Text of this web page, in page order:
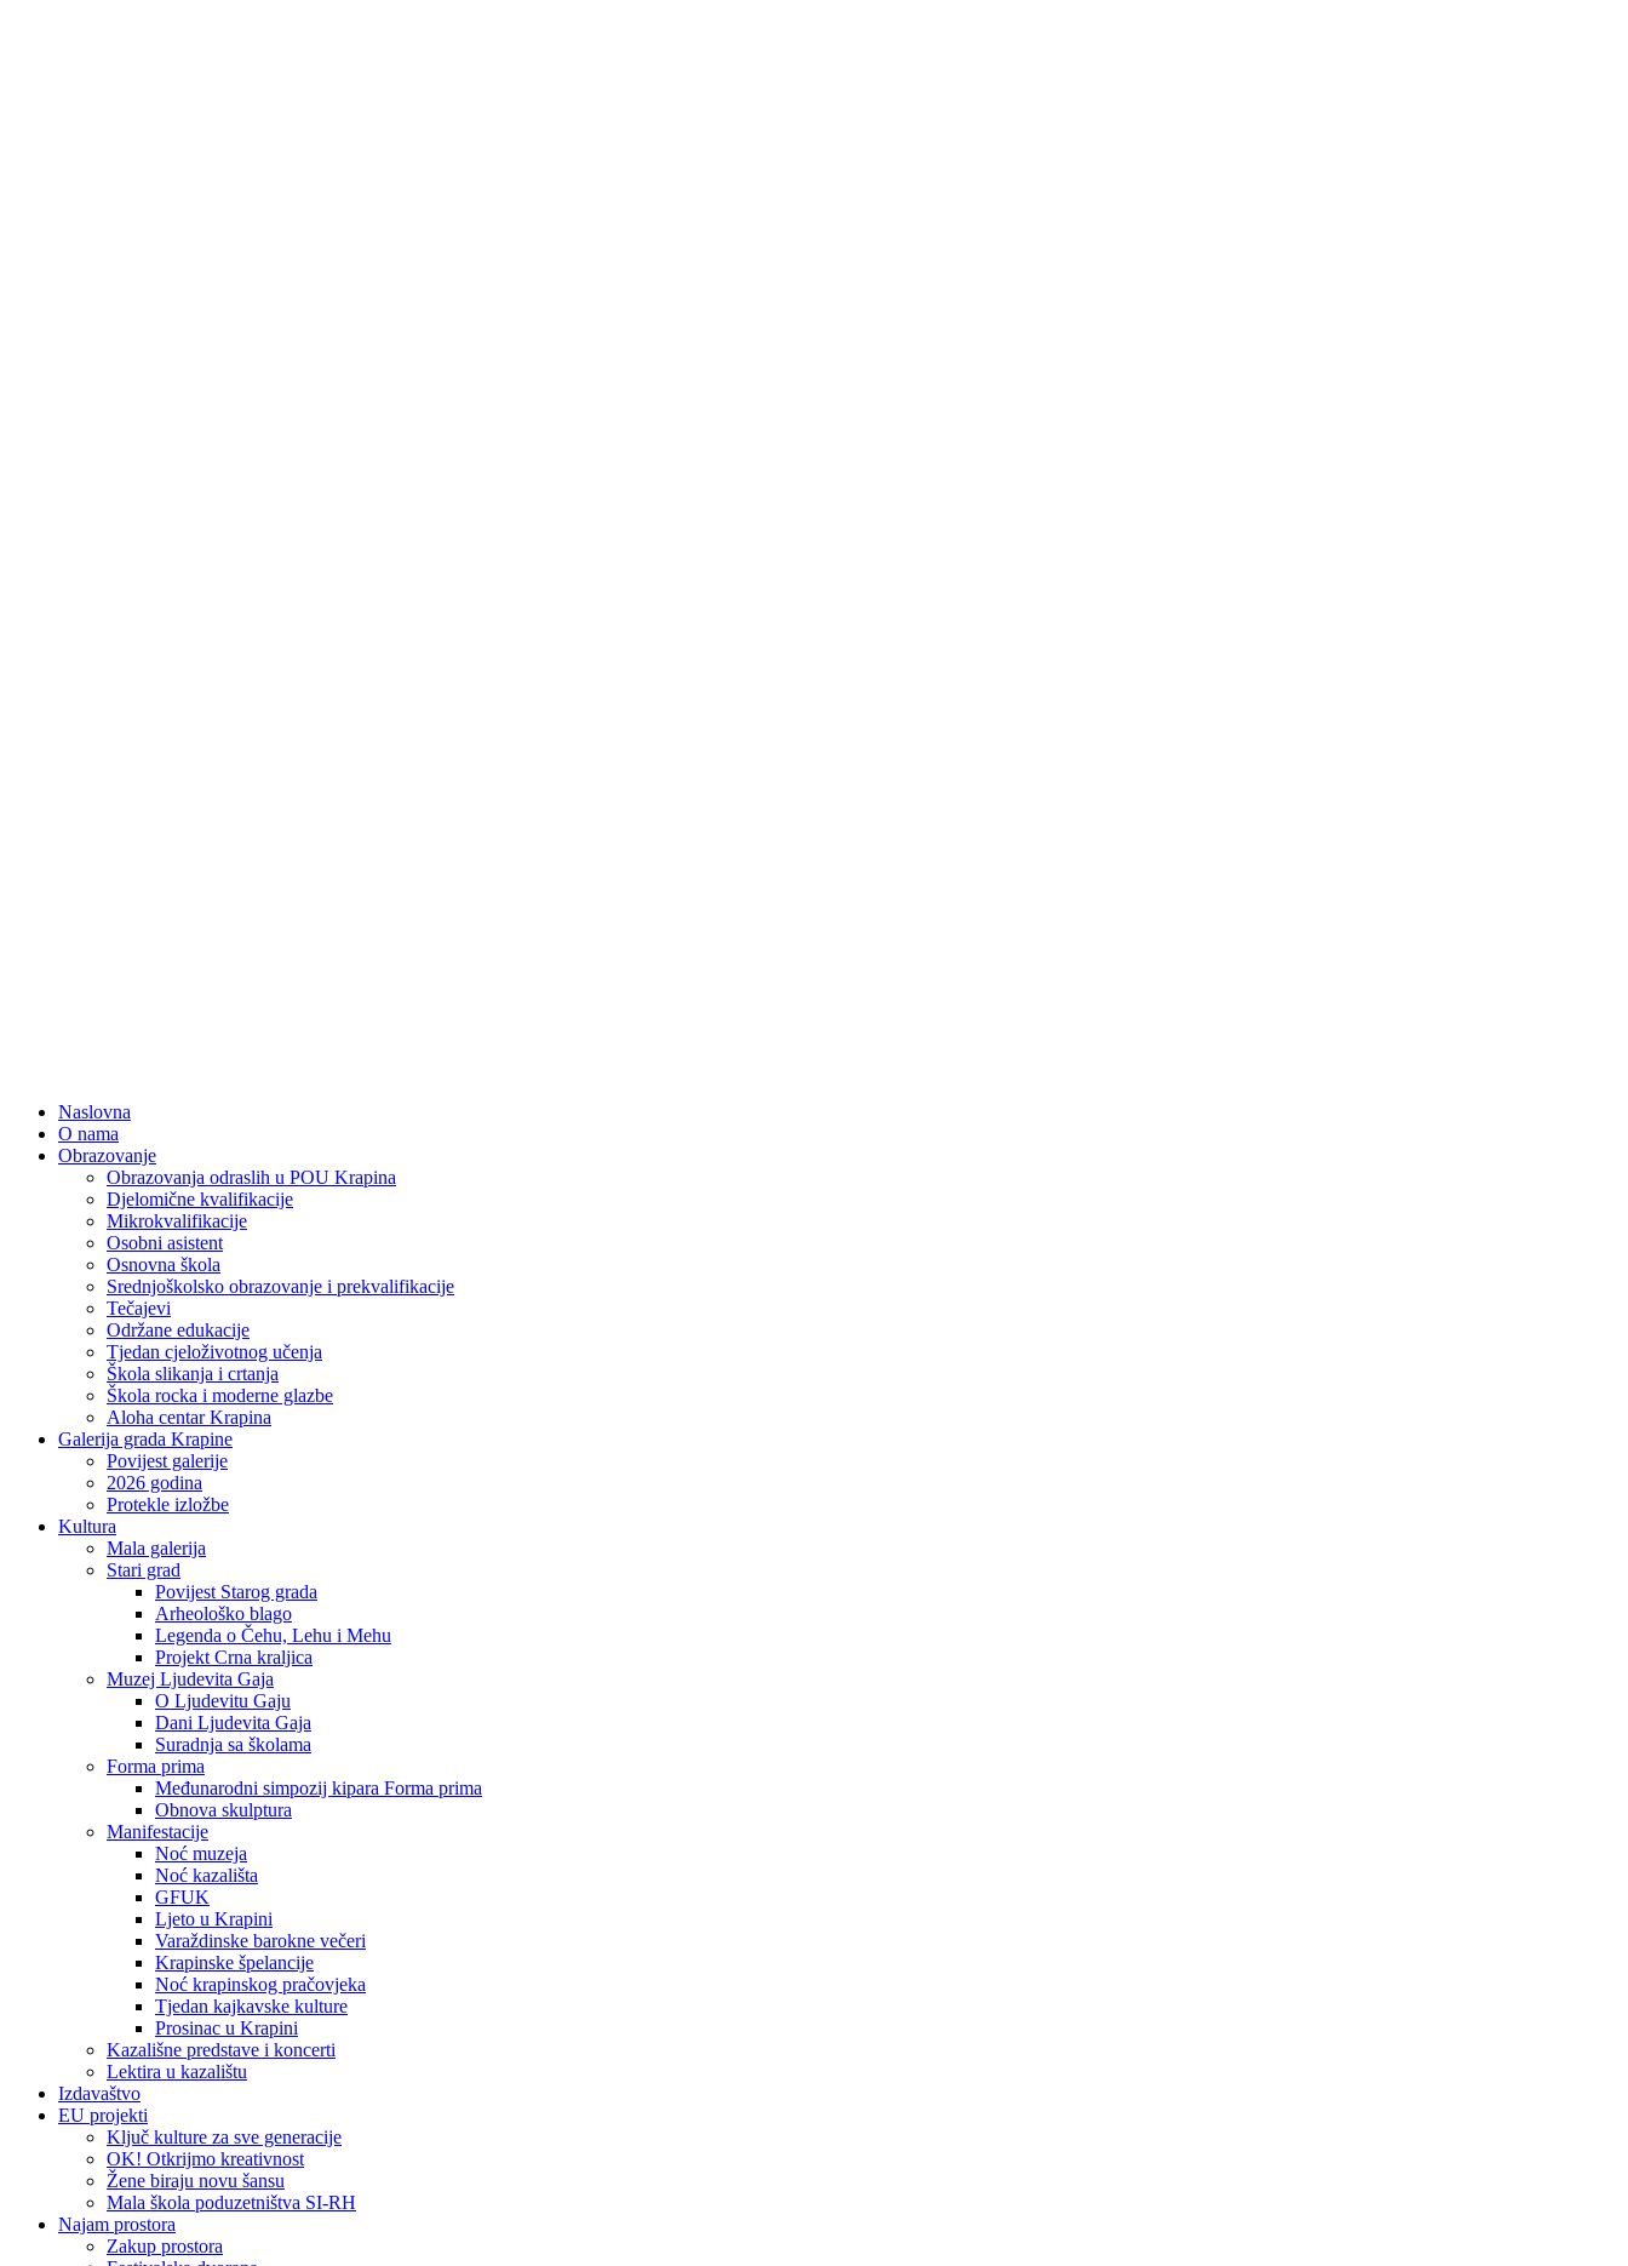
Naslovna
O nama
Obrazovanje
Obrazovanja odraslih u POU Krapina
Djelomične kvalifikacije
Mikrokvalifikacije
Osobni asistent
Osnovna škola
Srednjoškolsko obrazovanje i prekvalifikacije
Tečajevi
Održane edukacije
Tjedan cjeloživotnog učenja
Škola slikanja i crtanja
Škola rocka i moderne glazbe
Aloha centar Krapina
Galerija grada Krapine
Povijest galerije
2026 godina
Protekle izložbe
Kultura
Mala galerija
Stari grad
Povijest Starog grada
Arheološko blago
Legenda o Čehu, Lehu i Mehu
Projekt Crna kraljica
Muzej Ljudevita Gaja
O Ljudevitu Gaju
Dani Ljudevita Gaja
Suradnja sa školama
Forma prima
Međunarodni simpozij kipara Forma prima
Obnova skulptura
Manifestacije
Noć muzeja
Noć kazališta
GFUK
Ljeto u Krapini
Varaždinske barokne večeri
Krapinske špelancije
Noć krapinskog pračovjeka
Tjedan kajkavske kulture
Prosinac u Krapini
Kazališne predstave i koncerti
Lektira u kazalištu
Izdavaštvo
EU projekti
Ključ kulture za sve generacije
OK! Otkrijmo kreativnost
Žene biraju novu šansu
Mala škola poduzetništva SI-RH
Najam prostora
Zakup prostora